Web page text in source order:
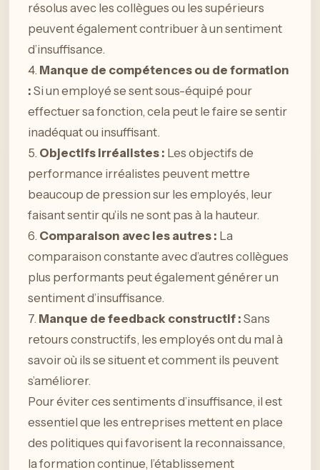
résolus avec les collègues ou les supérieurs
peuvent également contribuer à un sentiment
d’insuffisance.
4. Manque de compétences ou de formation
: Si un employé se sent sous-équipé pour
effectuer sa fonction, cela peut le faire se sentir
inadéquat ou insuffisant.
5. Objectifs irréalistes : Les objectifs de
performance irréalistes peuvent mettre
beaucoup de pression sur les employés, leur
faisant sentir qu’ils ne sont pas à la hauteur.
6. Comparaison avec les autres : La
comparaison constante avec d’autres collègues
plus performants peut également générer un
sentiment d’insuffisance.
7. Manque de feedback constructif : Sans
retours constructifs, les employés ont du mal à
savoir où ils se situent et comment ils peuvent
s’améliorer.
Pour éviter ces sentiments d’insuffisance, il est
essentiel que les entreprises mettent en place
des politiques qui favorisent la reconnaissance,
la formation continue, l’établissement